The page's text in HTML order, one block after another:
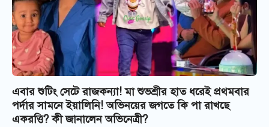
এবার শুটিং সেটে রাজকন্যা! মা শুভশ্রীর হাত ধরেই প্রথমবার
পর্দার সামনে ইয়ালিনি! অভিনয়ের জগতে কি পা রাখছে
একরত্তি? কী জানালেন অভিনেত্রী?